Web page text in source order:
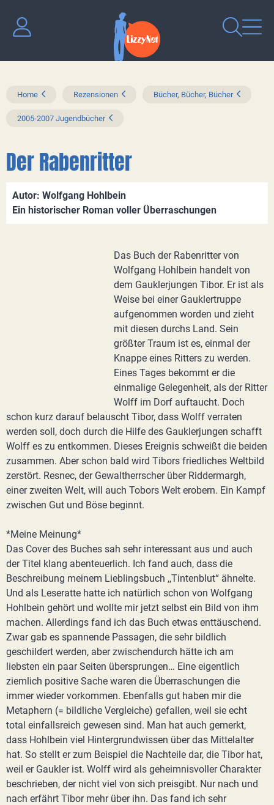
Home Rezensionen Bücher, Bücher, Bücher
2005-2007 Jugendbücher
Der Rabenritter
Autor: Wolfgang Hohlbein
Ein historischer Roman voller Überraschungen
Das Buch der Rabenritter von
Wolfgang Hohlbein handelt von
dem Gauklerjungen Tibor. Er ist als
Weise bei einer Gauklertruppe
aufgenommen worden und zieht
mit diesen durchs Land. Sein
größter Traum ist es, einmal der
Knappe eines Ritters zu werden.
Eines Tages bekommt er die
einmalige Gelegenheit, als der Ritter
Wolff im Dorf auftaucht. Doch
schon kurz darauf belauscht Tibor, dass Wolff verraten
werden soll, doch durch die Hilfe des Gauklerjungen schafft
Wolff es zu entkommen. Dieses Ereignis schweißt die beiden
zusammen. Aber schon bald wird Tibors friedliches Weltbild
zerstört. Resnec, der Gewaltherrscher über Riddermargh,
einer zweiten Welt, will auch Tobors Welt erobern. Ein Kampf
zwischen Gut und Böse beginnt.
*Meine Meinung*
Das Cover des Buches sah sehr interessant aus und auch
der Titel klang abenteuerlich. Ich fand auch, dass die
Beschreibung meinem Lieblingsbuch ,,Tintenblut“ ähnelte.
Und als Leseratte hatte ich natürlich schon von Wolfgang
Hohlbein gehört und wollte mir jetzt selbst ein Bild von ihm
machen. Allerdings fand ich das Buch etwas enttäuschend.
Zwar gab es spannende Passagen, die sehr bildlich
geschildert werden, aber zwischendurch hätte ich am
liebsten ein paar Seiten übersprungen… Eine eigentlich
ziemlich positive Sache waren die Überraschungen die
immer wieder vorkommen. Ebenfalls gut haben mir die
Metaphern (= bildliche Vergleiche) gefallen, weil sie echt
total einfallsreich gewesen sind. Man hat auch gemerkt,
dass Hohlbein viel Hintergrundwissen über das Mittelalter
hat. So stellt er zum Beispiel die Nachteile dar, die Tibor hat,
weil er Gaukler ist. Wolff wird als geheimnisvoller Charakter
beschrieben, der nicht viel von sich preisgibt. Nur nach und
nach erfährt Tibor mehr über ihn. Das fand ich sehr